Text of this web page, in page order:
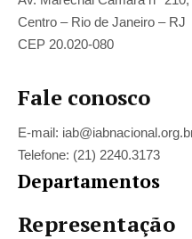
Centro – Rio de Janeiro – RJ
CEP 20.020-080
Fale conosco
E-mail:
Telefone: (21) 2240.3173
Departamentos
Representação